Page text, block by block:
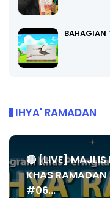
BAHAGIAN
IHYA' RAMADAN
🔴 [LIVE] MAJLIS
KHAS
#06...